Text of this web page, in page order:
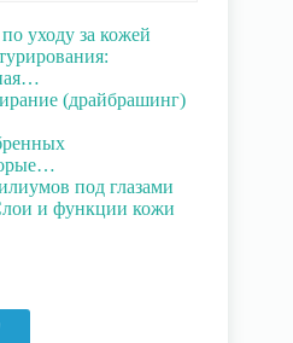
уходу за кожей
(драйбрашинг)
под глазами
и функции кожи